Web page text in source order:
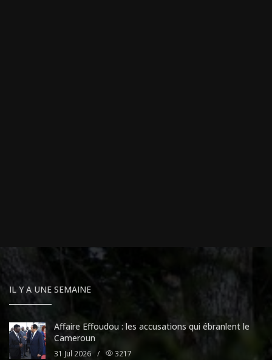
IL Y A UNE SEMAINE
Affaire Effoudou : les accusations qui ébranlent le
Cameroun
31 Jul 2026 / 3217